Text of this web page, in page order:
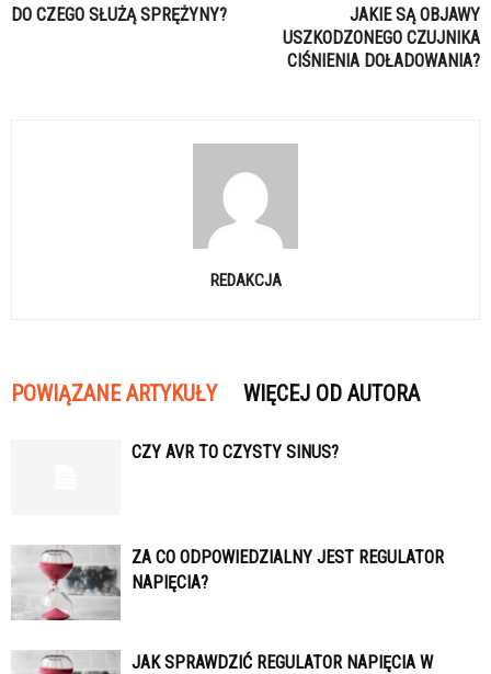
DO CZEGO SŁUŻĄ SPRĘŻYNY?
JAKIE SĄ OBJAWY
USZKODZONEGO CZUJNIKA
CIŚNIENIA DOŁADOWANIA?
REDAKCJA
POWIĄZANE ARTYKUŁY WIĘCEJ OD AUTORA
CZY AVR TO CZYSTY SINUS?
ZA CO ODPOWIEDZIALNY JEST REGULATOR
NAPIĘCIA?
JAK SPRAWDZIĆ REGULATOR NAPIĘCIA W